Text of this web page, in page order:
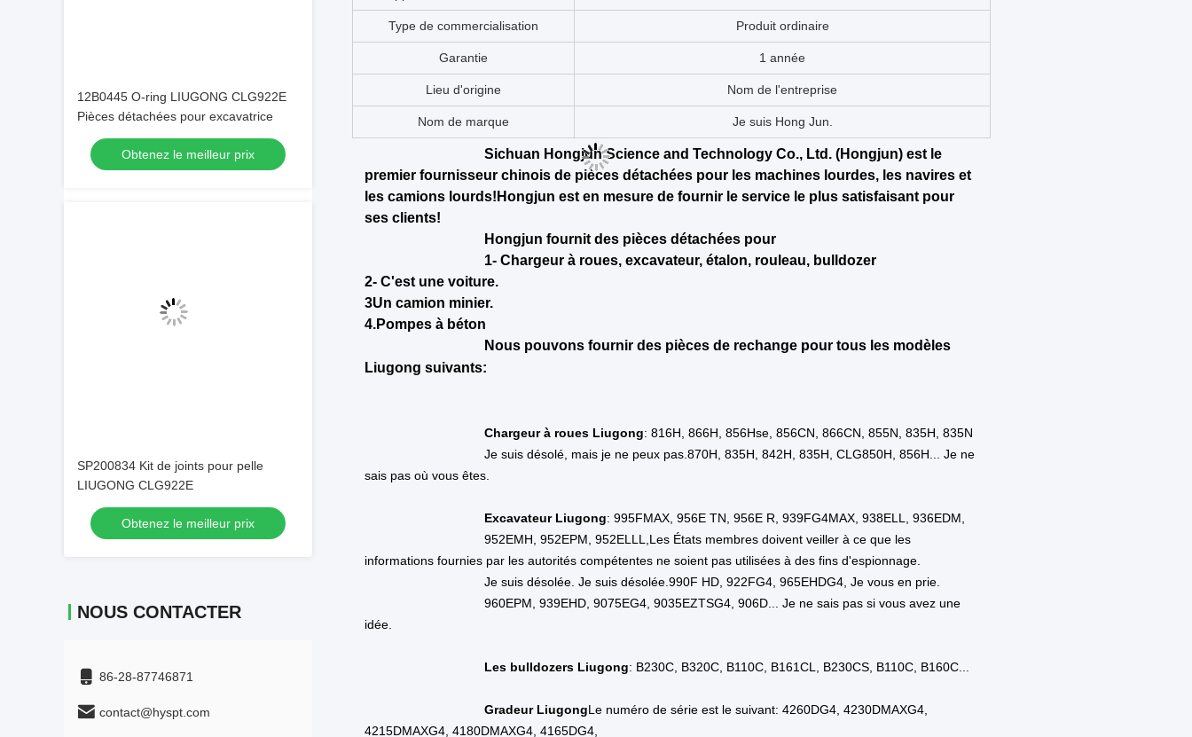
12B0445 O-ring LIUGONG CLG922E
Pièces détachées pour excavatrice
Obtenez le meilleur prix
SP200834 Kit de joints pour pelle
LIUGONG CLG922E
Obtenez le meilleur prix
NOUS CONTACTER
86-28-87746871
contact@hyspt.com
Utilisation Partie de transmission du moteur
Application du projet Machines et appareils de construction
Emballage d'origine
Transport aérien Petite qualité
Paquet de transport Carton/étui en bois
Industrie concernée
Énergie et mines
Emplacement de la salle d'exposition Pérou
Emplacement de la salle d'exposition
Emplacement de la salle d'exposition La Russie
Emplacement de la salle d'exposition Le Mexique
Emplacement de la salle d'exposition Espagne
Emplacement de la salle d'exposition Le Chili
Vidéo d'inspection de sortie Fournit
Rapport d'essai de la machine Fournit